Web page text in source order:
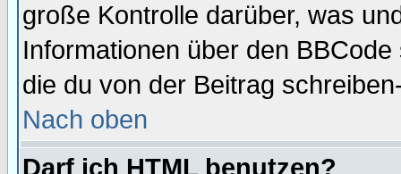
große Kontrolle darüber, was
Informationen über den
die du von der Beitrag
Nach oben
Darf ich HTML benutzen?